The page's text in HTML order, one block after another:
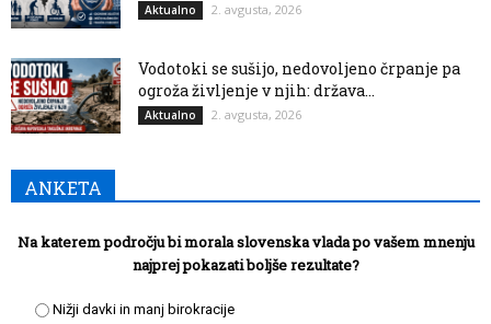
Aktualno 2. avgusta, 2026
Vodotoki se sušijo, nedovoljeno črpanje pa
ogroža življenje v njih: država...
Aktualno 2. avgusta, 2026
ANKETA
Na katerem področju bi morala slovenska vlada po vašem mnenju
najprej pokazati boljše rezultate?
Nižji davki in manj birokracije